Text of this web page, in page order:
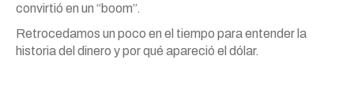
convirtió en un “boom”.
Retrocedamos un poco en el tiempo para entender la
historia del dinero y por qué apareció el dólar.